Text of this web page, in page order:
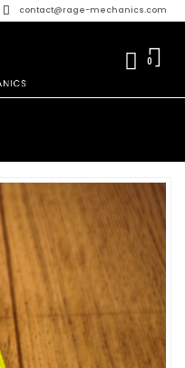
contact@rage-mechanics.com